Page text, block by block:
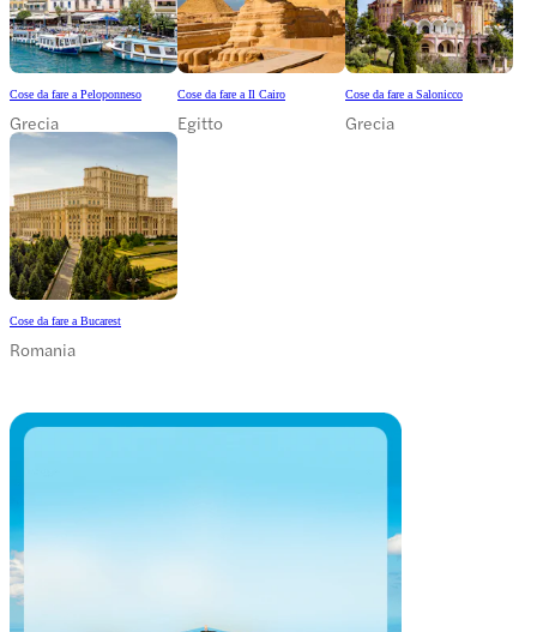
Cose da fare a Peloponneso
Grecia
Cose da fare a Il Cairo
Egitto
Cose da fare a Salonicco
Grecia
Cose da fare a Bucarest
Romania